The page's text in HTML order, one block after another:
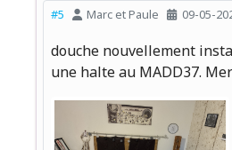
#5 Marc et Paule 09-05-
douche nouvellement
une halte au MADD37.